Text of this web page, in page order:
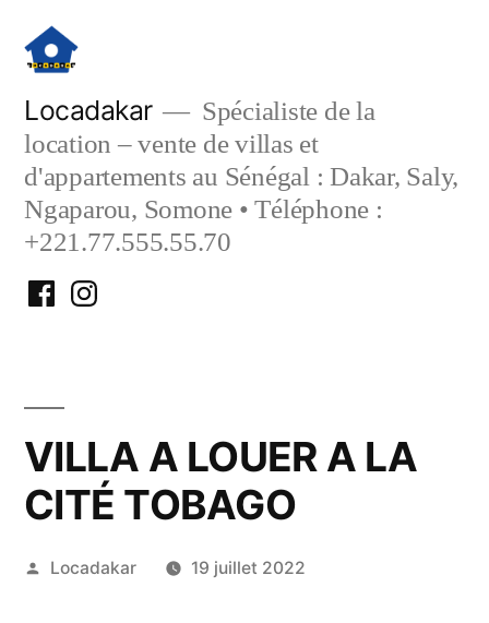
contenu
Locadakar
Spécialiste de la
location – vente de villas et
d'appartements au Sénégal : Dakar, Saly,
Ngaparou, Somone • Téléphone :
+221.77.555.55.70
FacebookInstagram
VILLA A LOUER A LA
CITÉ TOBAGO
Publié
Locadakar 19 juillet 2022